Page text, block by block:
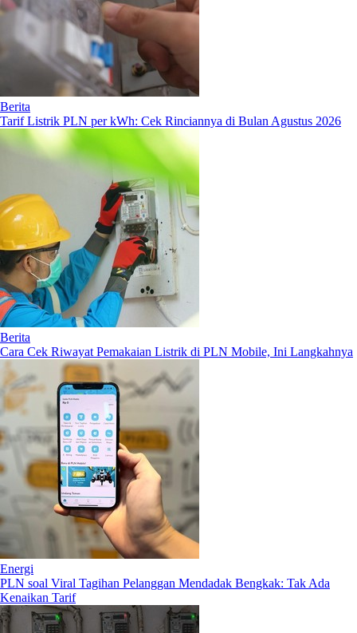
Berita
Tarif Listrik PLN per kWh: Cek Rinciannya di Bulan Agustus 2026
Berita
Cara Cek Riwayat Pemakaian Listrik di PLN Mobile, Ini Langkahnya
Energi
PLN soal Viral Tagihan Pelanggan Mendadak Bengkak: Tak Ada
Kenaikan Tarif